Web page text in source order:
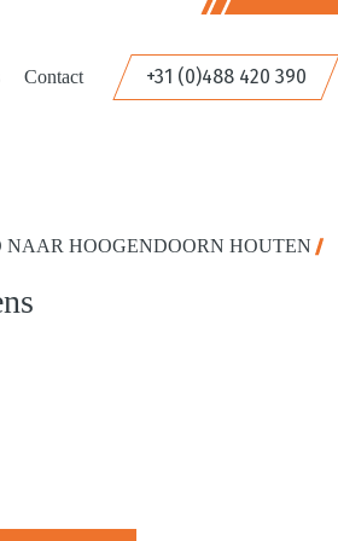
Contact +31 (0)488 420 390
NAAR HOOGENDOORN HOUTEN